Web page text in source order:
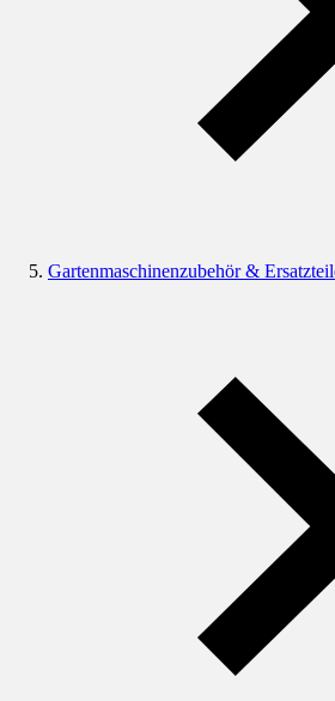
Gartenmaschinenzubehör &